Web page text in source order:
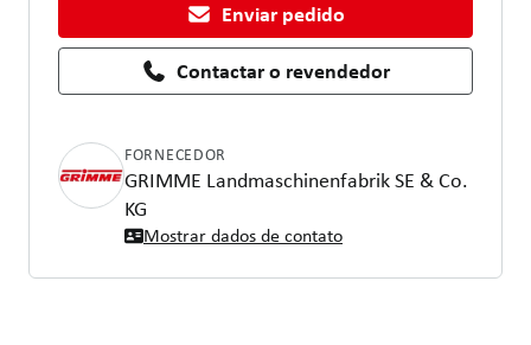
Enviar pedido
Contactar o revendedor
FORNECEDOR
GRIMME Landmaschinenfabrik SE & Co.
KG
Mostrar dados de contato